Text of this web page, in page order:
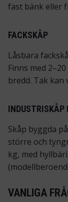
fast bänk eller
FACKSKÅP
Låsbara
Finns med
bredd. Tak kan
INDUSTRISKÅP
Skåp byggda
större och
kg, med
VANLIGA